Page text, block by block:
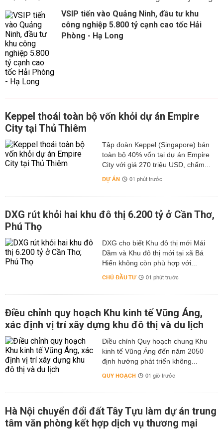
VSIP tiến vào Quảng Ninh, đầu tư khu
công nghiệp 5.800 tỷ cạnh cao tốc Hải
Phòng - Hạ Long
Keppel thoái toàn bộ vốn khỏi dự án Empire
City tại Thủ Thiêm
Tập đoàn Keppel (Singapore) bán
toàn bộ 40% vốn tại dự án Empire
City với giá 270 triệu USD, chấm...
DỰ ÁN 01 phút trước
DXG rút khỏi hai khu đô thị 6.200 tỷ ở Cần Thơ,
Phú Thọ
DXG cho biết Khu đô thị mới Mái
Dầm và Khu đô thị mới tại xã Bá
Hiến không còn phù hợp với...
CHỦ ĐẦU TƯ 01 phút trước
Điều chỉnh quy hoạch Khu kinh tế Vũng Áng,
xác định vị trí xây dựng khu đô thị và du lịch
Điều chỉnh Quy hoạch chung Khu
kinh tế Vũng Áng đến năm 2050
định hướng phát triển không...
QUY HOẠCH 01 giờ trước
Hà Nội chuyển đổi đất Tây Tựu làm dự án trung
tâm văn phòng kết hợp dịch vụ thương mại